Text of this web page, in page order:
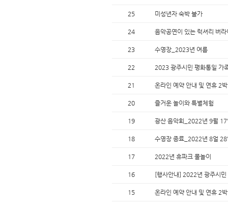
25 미성년자 숙박 불가
24 음악공연이 있는 럭셔리 버
23 수영장_2023년 여름
22 2023 광주시민 평화통일 가
21 온라인 예약 안내 및 연휴 2
20 즐거운 놀이와 특별체험
19 광산 음악회_2022년 9월
18 수영장 종료_2022년 8얼 28
17 2022년 휴파크 물놀이
16 [행사안내] 2022년 광주시
15 온라인 예약 안내 및 연휴 2